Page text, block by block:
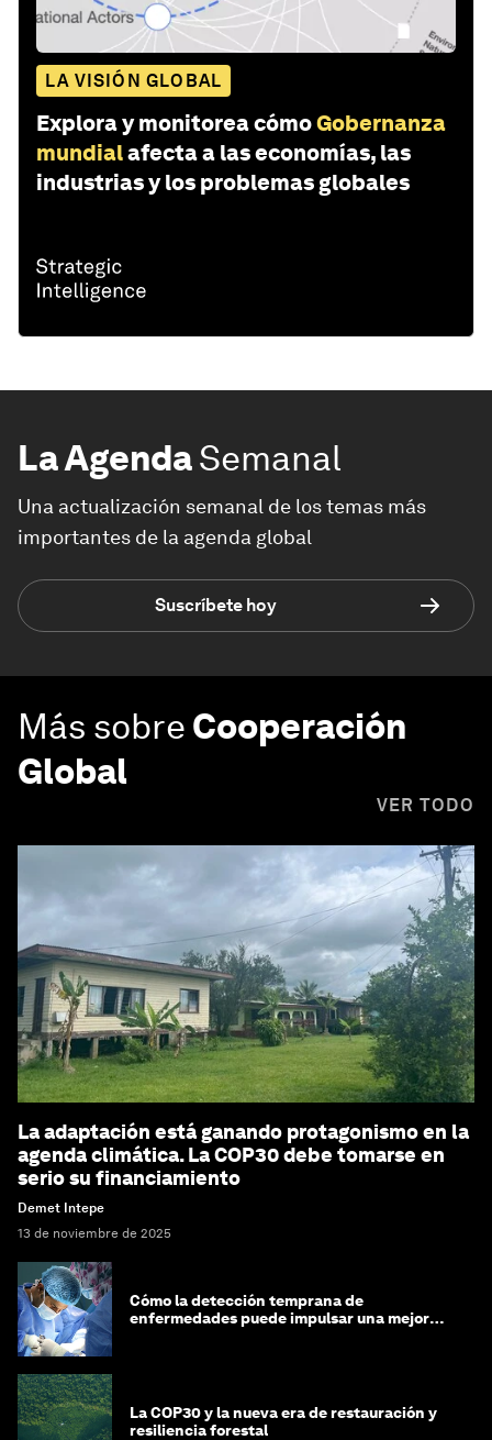
LA VISIÓN GLOBAL
Explora y monitorea cómoGobernanza
mundialafecta a las economías, las
industrias y los problemas globales
La AgendaSemanal
Una actualización semanal de los temas más
importantes de la agenda global
Suscríbete hoy
Más sobre Cooperación
Global
VER TODO
La adaptación está ganando protagonismo en la
agenda climática. La COP30 debe tomarse en
serio su financiamiento
Demet Intepe
13 de noviembre de 2025
Cómo la detección temprana de
enfermedades puede impulsar una mejor
La COP30 y la nueva era de restauración y
resiliencia forestal